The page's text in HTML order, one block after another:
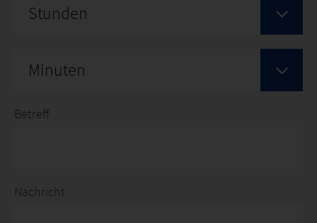
Stunden
Minuten
Betreff
Nachricht